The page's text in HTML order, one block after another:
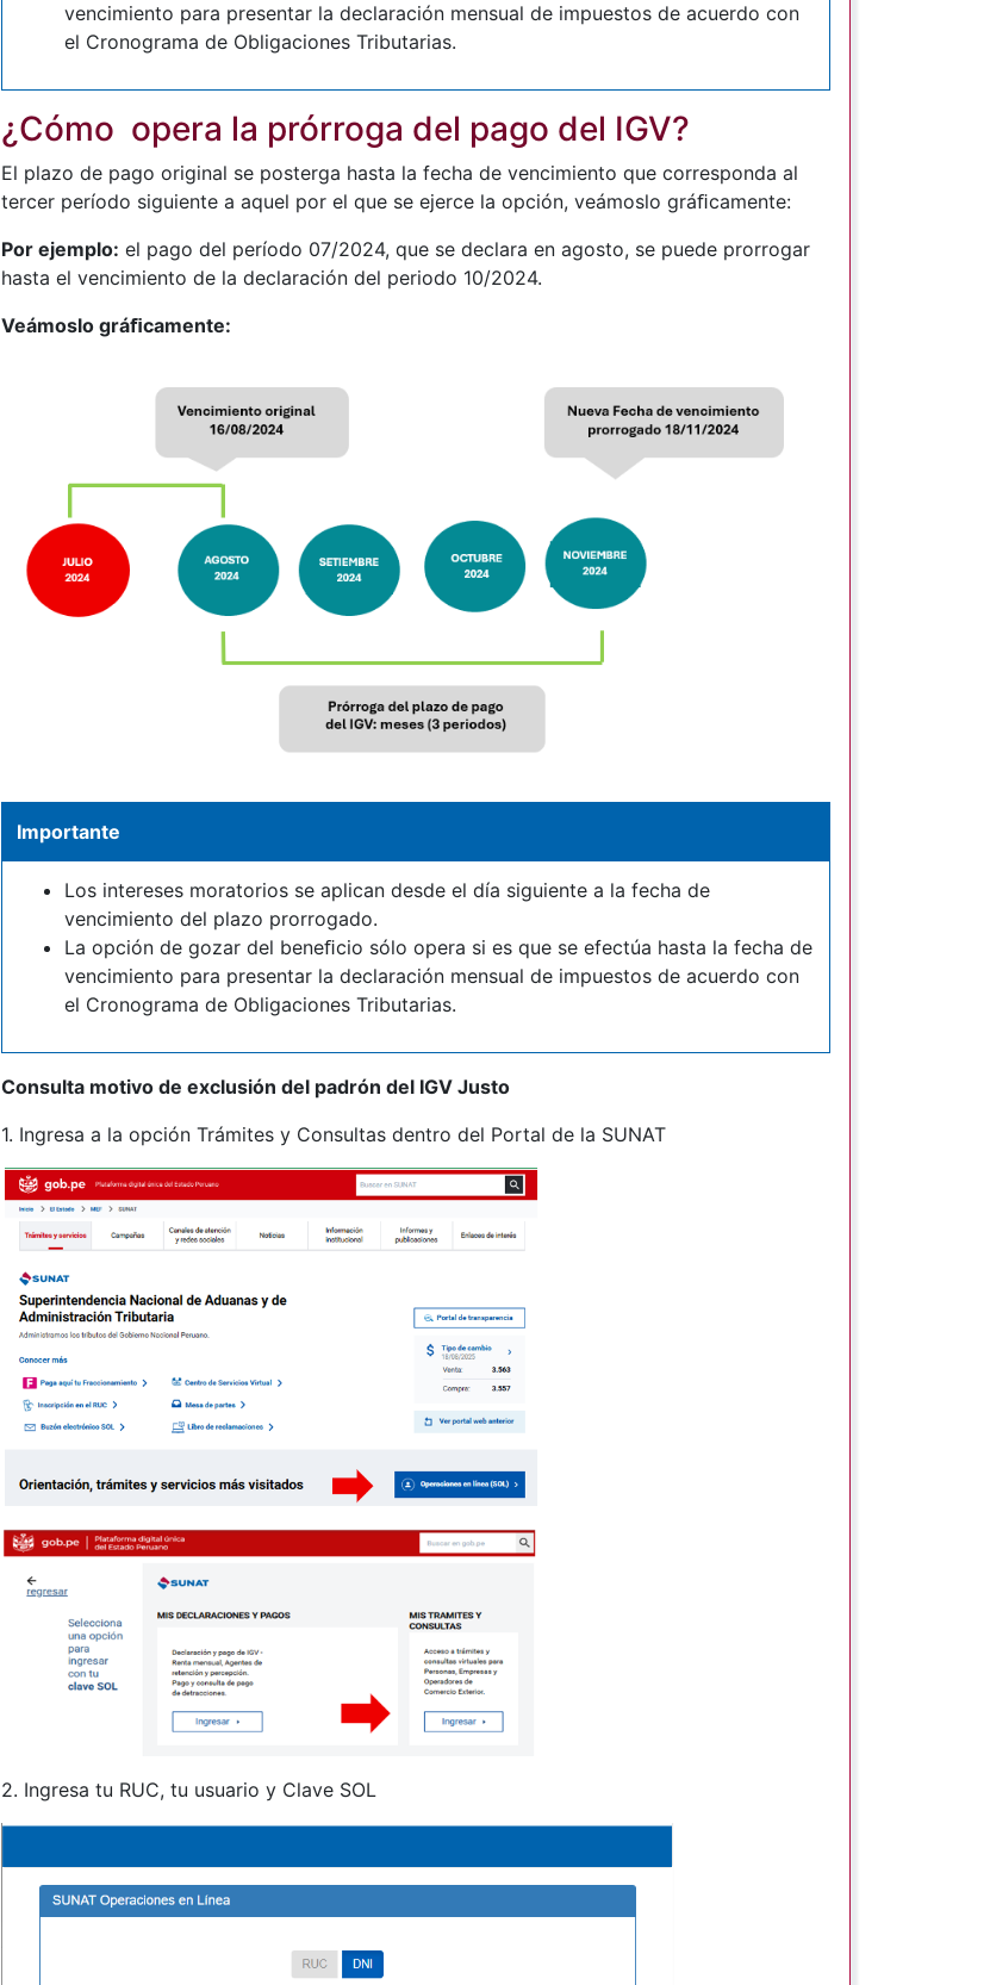
vencimiento para presentar la declaración mensual de impuestos de acuerdo con
el Cronograma de Obligaciones Tributarias.
¿Cómo opera la prórroga del pago del IGV?
El plazo de pago original se posterga hasta la fecha de vencimiento que corresponda al
tercer período siguiente a aquel por el que se ejerce la opción, veámoslo gráﬁcamente:
Por ejemplo: el pago del período 07/2024, que se declara en agosto, se puede prorrogar
hasta el vencimiento de la declaración del periodo 10/2024.
Veámoslo gráﬁcamente:
Importante
Los intereses moratorios se aplican desde el día siguiente a la fecha de
vencimiento del plazo prorrogado.
La opción de gozar del beneﬁcio sólo opera si es que se efectúa hasta la fecha de
vencimiento para presentar la declaración mensual de impuestos de acuerdo con
el Cronograma de Obligaciones Tributarias.
Consulta motivo de exclusión del padrón del IGV Justo
1. Ingresa a la opción Trámites y Consultas dentro del Portal de la SUNAT
2. Ingresa tu RUC, tu usuario y Clave SOL